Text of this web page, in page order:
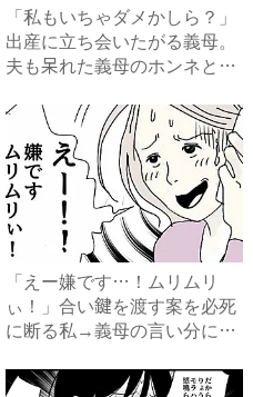
「私もいちゃダメかしら？」
出産に立ち会いたがる義母。
夫も呆れた義母のホンネと
「えー嫌です…！ムリムリ
ぃ！」合い鍵を渡す案を必死
に断る私→義母の言い分にあ